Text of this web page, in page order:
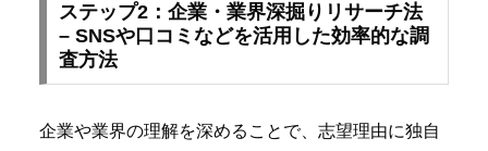
ステップ2：企業・業界深掘りリサーチ法
– SNSや口コミなどを活用した効率的な調
査方法
企業や業界の理解を深めることで、志望理由に独自